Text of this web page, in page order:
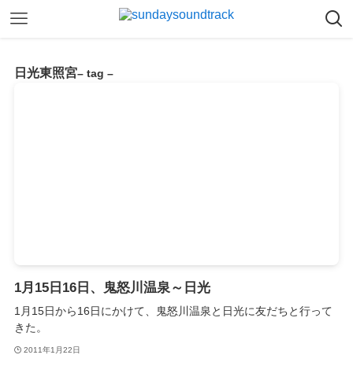
日光東照宮– tag –
1月15日16日、鬼怒川温泉～日光
1月15日から16日にかけて、鬼怒川温泉と日光に友だちと行って
きた。
2011年1月22日